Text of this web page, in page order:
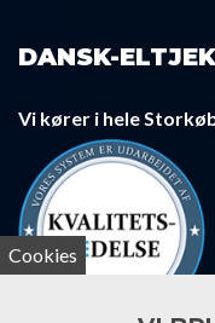
DANSK-
Vi kører i hele
Cookies